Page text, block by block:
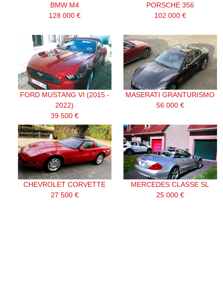
BMW M4
128 000 €
PORSCHE 356
102 000 €
FORD MUSTANG VI (2015 -
2022)
39 500 €
MASERATI GRANTURISMO
56 000 €
CHEVROLET CORVETTE
27 500 €
MERCEDES CLASSE SL
25 000 €